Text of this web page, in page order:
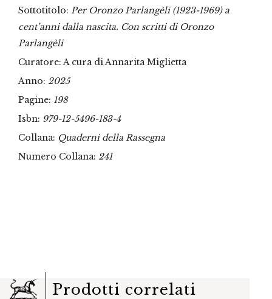
Sottotitolo: Per Oronzo Parlangèli (1923-1969) a
cent’anni dalla nascita. Con scritti di Oronzo
Parlangèli
Curatore: A cura di Annarita Miglietta
Anno: 2025
Pagine: 198
Isbn: 979-12-5496-183-4
Collana: Quaderni della Rassegna
Numero Collana: 241
Prodotti correlati